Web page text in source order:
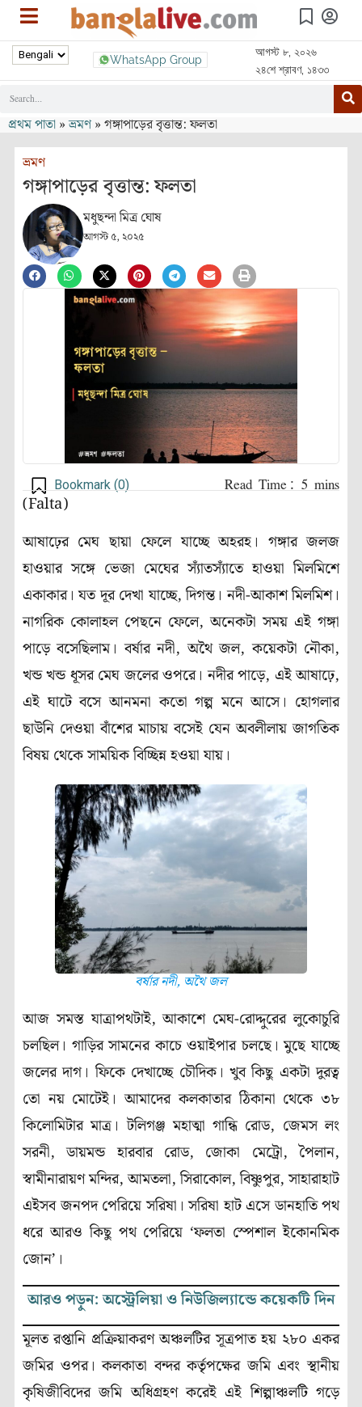
WhatsApp Group
আগস্ট ৮, ২০২৬
২৪শে শ্রাবণ, ১৪৩৩
প্রথম পাতা »ভ্রমণ»গঙ্গাপাড়ের বৃত্তান্ত: ফলতা
ভ্রমণ
গঙ্গাপাড়ের বৃত্তান্ত: ফলতা
মধুছন্দা মিত্র ঘোষ
আগস্ট ৫, ২০২৫
Bookmark (0)
(Falta)
আষাঢ়ের মেঘ ছায়া ফেলে যাচ্ছে অহরহ। গঙ্গার জলজ
হাওয়ার সঙ্গে ভেজা মেঘের স্যাঁতস্যাঁতে হাওয়া মিলমিশে
একাকার। যত দূর দেখা যাচ্ছে, দিগন্ত। নদী-আকাশ মিলমিশ।
নাগরিক কোলাহল পেছনে ফেলে, অনেকটা সময় এই গঙ্গা
পাড়ে বসেছিলাম। বর্ষার নদী, অথৈ জল, কয়েকটা নৌকা,
খন্ড খন্ড ধূসর মেঘ জলের ওপরে। নদীর পাড়ে, এই আষাঢ়ে,
এই ঘাটে বসে আনমনা কতো গল্প মনে আসে। হোগলার
ছাউনি দেওয়া বাঁশের মাচায় বসেই যেন অবলীলায় জাগতিক
বিষয় থেকে সাময়িক বিচ্ছিন্ন হওয়া যায়।
বর্ষার নদী, অথৈ জল
আজ সমস্ত যাত্রাপথটাই, আকাশে মেঘ-রোদ্দুরের লুকোচুরি
চলছিল। গাড়ির সামনের কাচে ওয়াইপার চলছে। মুছে যাচ্ছে
জলের দাগ। ফিকে দেখাচ্ছে চৌদিক। খুব কিছু একটা দুরত্ব
তো নয় মোটেই। আমাদের কলকাতার ঠিকানা থেকে ৩৮
কিলোমিটার মাত্র। টলিগঞ্জ মহাত্মা গান্ধি রোড, জেমস লং
সরনী, ডায়মন্ড হারবার রোড, জোকা মেট্রো, পৈলান,
স্বামীনারায়ণ মন্দির, আমতলা, সিরাকোল, বিষ্ণুপুর, সাহারাহাট
এইসব জনপদ পেরিয়ে সরিষা। সরিষা হাট এসে ডানহাতি পথ
ধরে আরও কিছু পথ পেরিয়ে ‘ফলতা স্পেশাল ইকোনমিক
জোন’।
আরও পড়ুন: অস্ট্রেলিয়া ও নিউজিল্যান্ডে কয়েকটি দিন
মূলত রপ্তানি প্রক্রিয়াকরণ অঞ্চলটির সূত্রপাত হয় ২৮০ একর
জমির ওপর। কলকাতা বন্দর কর্তৃপক্ষের জমি এবং স্থানীয়
কৃষিজীবিদের জমি অধিগ্রহণ করেই এই শিল্পাঞ্চলটি গড়ে